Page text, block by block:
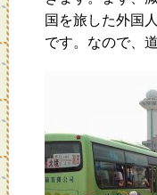
国を旅した外国
です。なので、